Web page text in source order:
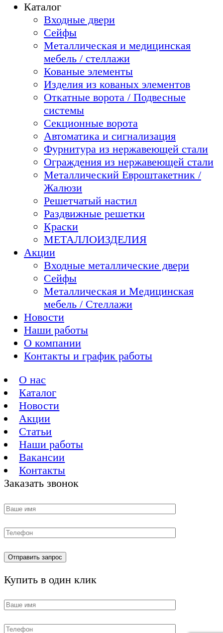
Каталог
Входные двери
Сейфы
Металлическая и медицинская
мебель / стеллажи
Кованые элементы
Изделия из кованых элементов
Откатные ворота / Подвесные
системы
Секционные ворота
Автоматика и сигнализация
Фурнитура из нержавеющей стали
Ограждения из нержавеющей стали
Металлический Евроштакетник /
Жалюзи
Решетчатый настил
Раздвижные решетки
Краски
МЕТАЛЛОИЗДЕЛИЯ
Акции
Входные металлические двери
Сейфы
Металлическая и Медицинская
мебель / Стеллажи
Новости
Наши работы
О компании
Контакты и график работы
О нас
Каталог
Новости
Акции
Статьи
Наши работы
Вакансии
Контакты
Заказать звонок
Купить в один клик